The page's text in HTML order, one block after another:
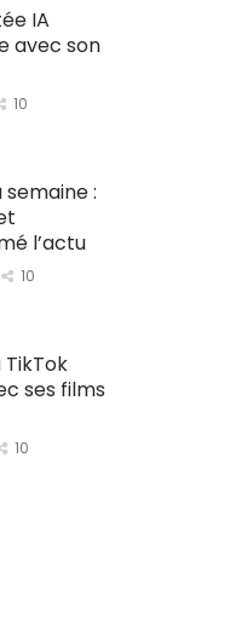
IA
avec son
10
:
l’actu
10
TikTok
ses films
10